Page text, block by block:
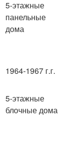
5-этажные
панельные
дома
1964-1967 г.г.
5-этажные
блочные дома